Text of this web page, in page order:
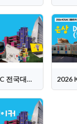
2026 KOSAC 전국대회 은상 (콘치즈)